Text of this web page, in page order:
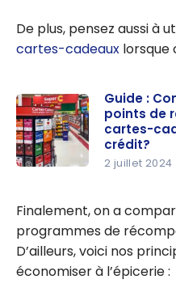
De plus, pensez aussi à
cartes-cadeaux lorsque
accumuler
des points
de
récompen
Guide :
points de
cartes-
crédit?
2 juillet 2024
Finalement, on a
programmes de
D’ailleurs, voici nos
économiser à l’épicerie :